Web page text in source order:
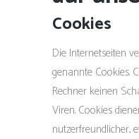
Cookies
Die Internetseiten
genannte Cookies.
Rechner keinen
Viren. Cookies
nutzerfreundlicher,